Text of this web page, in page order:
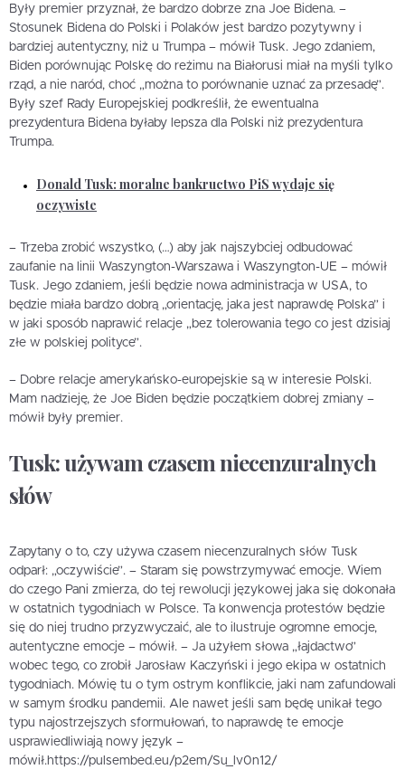
Były premier przyznał, że bardzo dobrze zna Joe Bidena. –
Stosunek Bidena do Polski i Polaków jest bardzo pozytywny i
bardziej autentyczny, niż u Trumpa – mówił Tusk. Jego zdaniem,
Biden porównując Polskę do reżimu na Białorusi miał na myśli tylko
rząd, a nie naród, choć „można to porównanie uznać za przesadę”.
Były szef Rady Europejskiej podkreślił, że ewentualna
prezydentura Bidena byłaby lepsza dla Polski niż prezydentura
Trumpa.
Donald Tusk: moralne bankructwo PiS wydaje się
oczywiste
– Trzeba zrobić wszystko, (…) aby jak najszybciej odbudować
zaufanie na linii Waszyngton-Warszawa i Waszyngton-UE – mówił
Tusk. Jego zdaniem, jeśli będzie nowa administracja w USA, to
będzie miała bardzo dobrą „orientację, jaka jest naprawdę Polska” i
w jaki sposób naprawić relacje „bez tolerowania tego co jest dzisiaj
złe w polskiej polityce”.
– Dobre relacje amerykańsko-europejskie są w interesie Polski.
Mam nadzieję, że Joe Biden będzie początkiem dobrej zmiany –
mówił były premier.
Tusk: używam czasem niecenzuralnych
słów
Zapytany o to, czy używa czasem niecenzuralnych słów Tusk
odparł: „oczywiście”. – Staram się powstrzymywać emocje. Wiem
do czego Pani zmierza, do tej rewolucji językowej jaka się dokonała
w ostatnich tygodniach w Polsce. Ta konwencja protestów będzie
się do niej trudno przyzwyczaić, ale to ilustruje ogromne emocje,
autentyczne emocje – mówił. – Ja użyłem słowa „łajdactwo”
wobec tego, co zrobił Jarosław Kaczyński i jego ekipa w ostatnich
tygodniach. Mówię tu o tym ostrym konflikcie, jaki nam zafundowali
w samym środku pandemii. Ale nawet jeśli sam będę unikał tego
typu najostrzejszych sformułowań, to naprawdę te emocje
usprawiedliwiają nowy język –
mówił.https://pulsembed.eu/p2em/Su_lv0n12/